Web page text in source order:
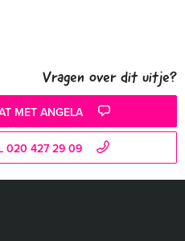
Vragen over dit uitje?
MET ANGELA
020 427 29 09